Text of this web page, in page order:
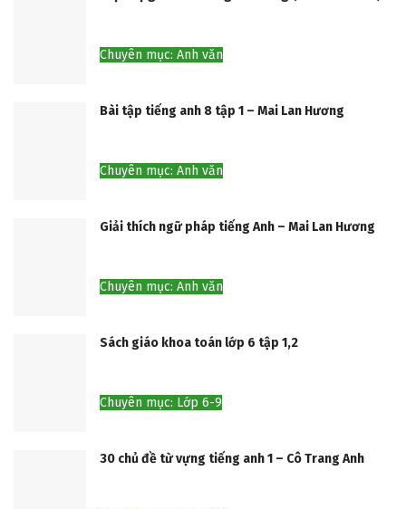
Chuyên mục: Anh văn
Bài tập tiếng anh 8 tập 1 – Mai Lan Hương
Chuyên mục: Anh văn
Giải thích ngữ pháp tiếng Anh – Mai Lan Hương
Chuyên mục: Anh văn
Sách giáo khoa toán lớp 6 tập 1,2
Chuyên mục: Lớp 6-9
30 chủ đề từ vựng tiếng anh 1 – Cô Trang Anh